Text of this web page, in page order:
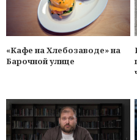
«Кафе на Хлебозаводе» на
Барочной улице